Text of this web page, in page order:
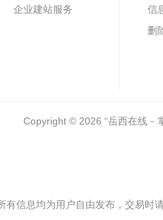
企业建站服务
信
删
Copyright © 2026 “岳西在线－
有信息均为用户自由发布，交易时